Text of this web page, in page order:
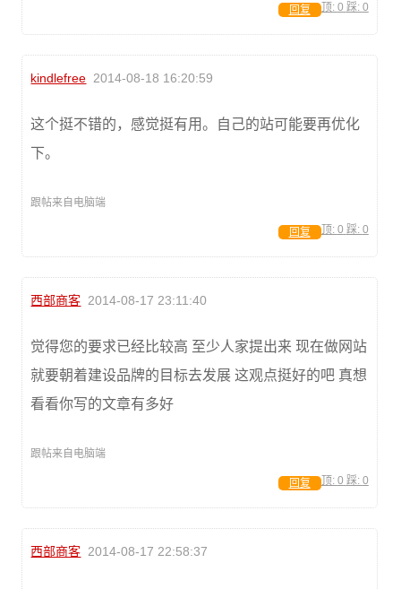
顶: 0 踩: 0
回复
kindlefree 2014-08-18 16:20:59
这个挺不错的，感觉挺有用。自己的站可能要再优化
下。
跟帖来自电脑端
顶: 0 踩: 0
回复
西部商客 2014-08-17 23:11:40
觉得您的要求已经比较高 至少人家提出来 现在做网站
就要朝着建设品牌的目标去发展 这观点挺好的吧 真想
看看你写的文章有多好
跟帖来自电脑端
顶: 0 踩: 0
回复
西部商客 2014-08-17 22:58:37